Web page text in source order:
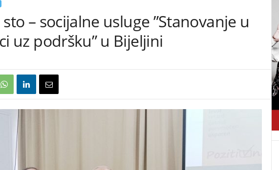
– socijalne usluge ”Stanovanje u
uz podršku” u Bijeljini